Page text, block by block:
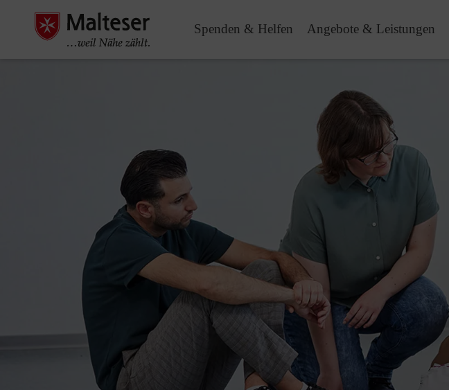
Spenden & Helfen Angebote & Leistungen